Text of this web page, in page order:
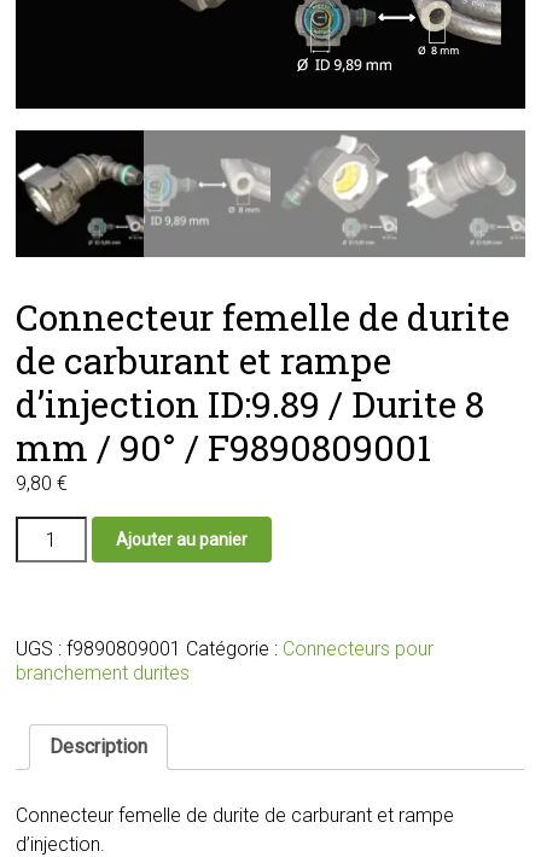
Connecteur femelle de durite
de carburant et rampe
d’injection ID:9.89 / Durite 8
mm / 90° / F9890809001
9,80€
quantité
durite
de
et
rampe
d'injection
/
Durite
Ajouter au panier
UGS :f9890809001 Catégorie : Connecteurs pour
branchement durites
Description
Connecteur femelle de durite de carburant et rampe
d’injection.